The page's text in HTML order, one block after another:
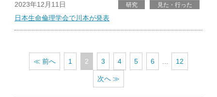
2023年12月11日 研究 見た・行った
日本生命倫理学会で川本が発表
≪ 前へ 1 2 3 4 5 6 12
次へ ≫